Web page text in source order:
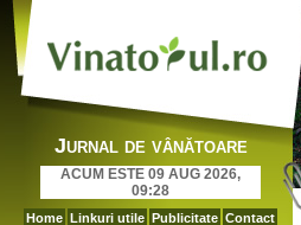
Jurnal de vânătoare
ACUM ESTE 09 AUG 2026,
09:28
Home Linkuri utile Publicitate Contact